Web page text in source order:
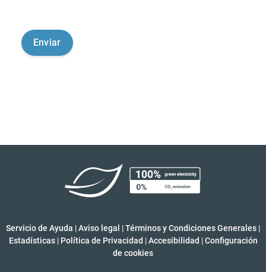
Servicio de Ayuda |Aviso legal |Términos y Condiciones Generales |
Estadísticas | Política de Privacidad | Accesibilidad | Configuración
de cookies